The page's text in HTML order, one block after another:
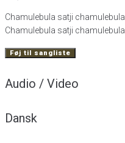
Chamulebula satji chamulebula
Chamulebula satji chamulebula
Føj til sangliste
Audio / Video
Dansk